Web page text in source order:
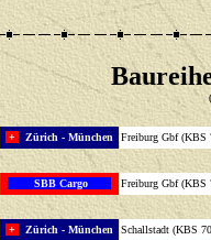
+ Zürich - München Freiburg Gbf
SBB Cargo Freiburg Gbf (KBS
+ Zürich - München Schallstadt (KBS